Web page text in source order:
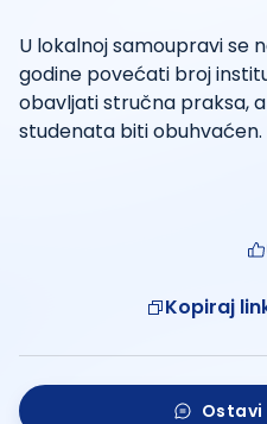
U lokalnoj samoupravi se
godine povećati broj
obavljati stručna praksa,
studenata biti obuhvaćen.
Kopiraj